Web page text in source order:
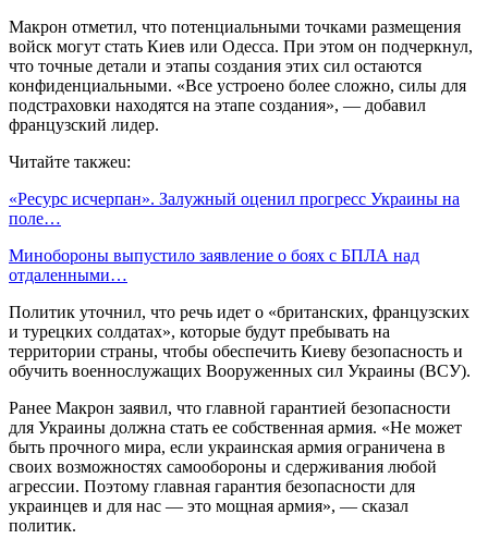
Макрон отметил, что потенциальными точками размещения
войск могут стать Киев или Одесса. При этом он подчеркнул,
что точные детали и этапы создания этих сил остаются
конфиденциальными. «Все устроено более сложно, силы для
подстраховки находятся на этапе создания», — добавил
французский лидер.
Читайте такжеu:
«Ресурс исчерпан». Залужный оценил прогресс Украины на
поле…
Минобороны выпустило заявление о боях с БПЛА над
отдаленными…
Политик уточнил, что речь идет о «британских, французских
и турецких солдатах», которые будут пребывать на
территории страны, чтобы обеспечить Киеву безопасность и
обучить военнослужащих Вооруженных сил Украины (ВСУ).
Ранее Макрон заявил, что главной гарантией безопасности
для Украины должна стать ее собственная армия. «Не может
быть прочного мира, если украинская армия ограничена в
своих возможностях самообороны и сдерживания любой
агрессии. Поэтому главная гарантия безопасности для
украинцев и для нас — это мощная армия», — сказал
политик.